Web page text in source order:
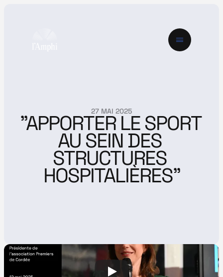
27 MAI 2025
"APPORTER LE SPORT
AU SEIN DES
STRUCTURES
HOSPITALIÈRES"